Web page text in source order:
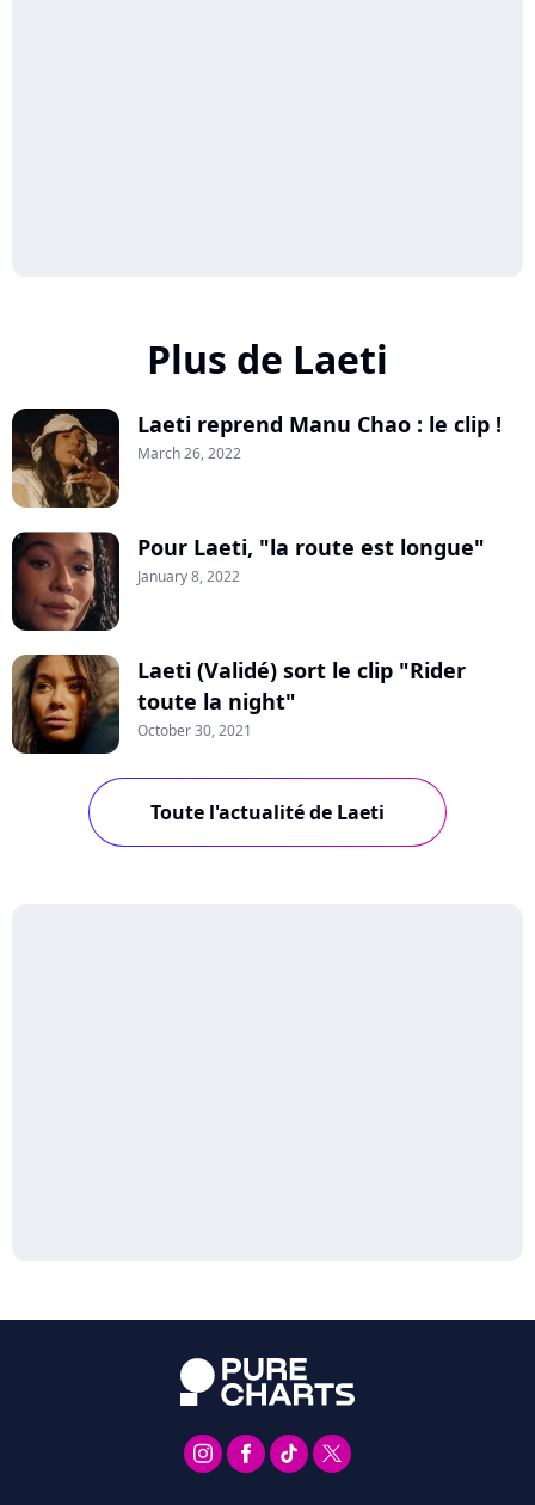
Plus de Laeti
Laeti reprend Manu Chao : le clip !
March 26, 2022
Pour Laeti, "la route est longue"
January 8, 2022
Laeti (Validé) sort le clip "Rider
toute la night"
October 30, 2021
Toute l'actualité de Laeti